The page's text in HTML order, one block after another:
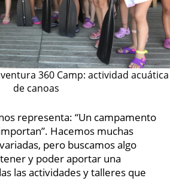
360 Camp: actividad acuática
de canoas
representa: “Un campamento
Hacemos muchas
pero buscamos algo
y poder aportar una
las actividades y talleres que